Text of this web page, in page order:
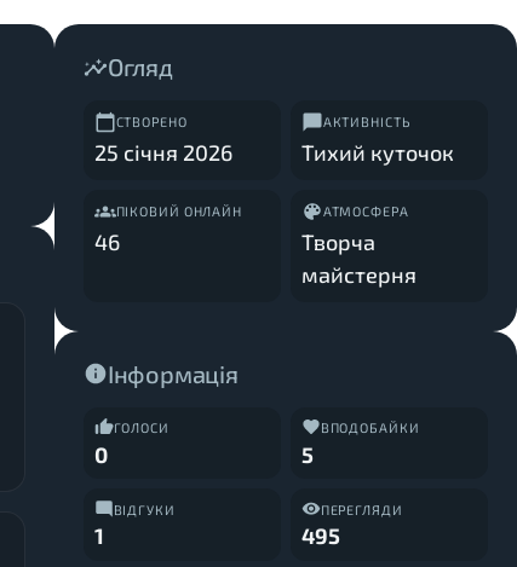
Огляд
СТВОРЕНО
25 січня 2026
АКТИВНІСТЬ
Тихий куточок
ПІКОВИЙ ОНЛАЙН
46
АТМОСФЕРА
Творча
майстерня
Інформація
ГОЛОСИ
0
ВПОДОБАЙКИ
5
ВІДГУКИ
1
ПЕРЕГЛЯДИ
495